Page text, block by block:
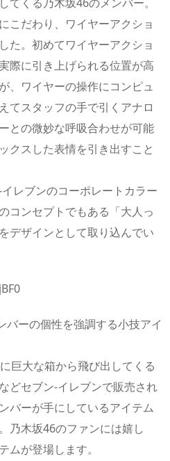
こだわり、ワイヤーアクショ
た。初めてワイヤーアクショ
際に引き上げられる位置が高
、ワイヤーの操作にコンピュ
てスタッフの手で引くアナロ
との微妙な呼吸合わせが可能
クスした表情を引き出すこと
レブンのコーポレートカラー
コンセプトでもある「大人っ
デザインとして取り込んでい
ーの個性を強調する小技アイ
巨大な箱から飛び出してくる
どセブン‐イレブンで販売され
バーが手にしているアイテム
乃木坂46のファンには嬉し
ムが登場します。